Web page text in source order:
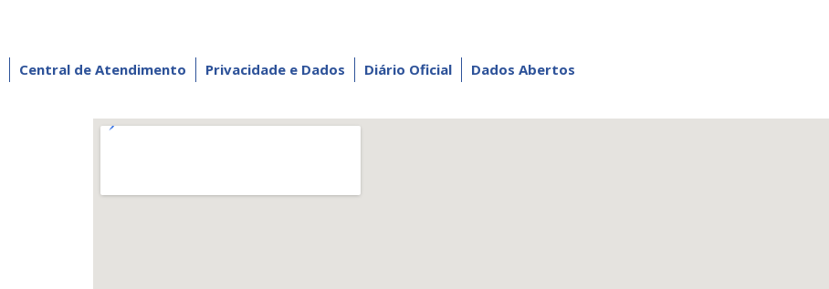
Central de Atendimento Privacidade e Dados Diário Oficial Dados Abertos